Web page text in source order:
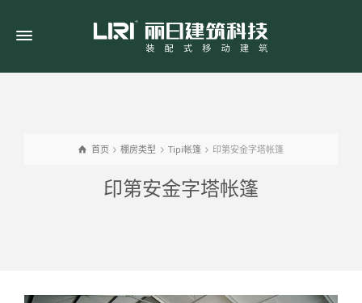
首页 棚房类型 Tipi帐篷 印第安金字塔帐篷
印第安金字塔帐篷